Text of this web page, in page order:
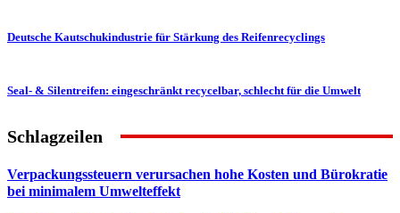
Deutsche Kautschukindustrie für Stärkung des Reifenrecyclings
Seal- & Silentreifen: eingeschränkt recycelbar, schlecht für die Umwelt
Schlagzeilen
Verpackungssteuern verursachen hohe Kosten und Bürokratie
bei minimalem Umwelteffekt